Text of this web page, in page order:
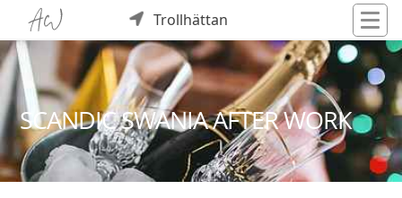
Trollhättan
SCANDIC SWANIA AFTER WORK